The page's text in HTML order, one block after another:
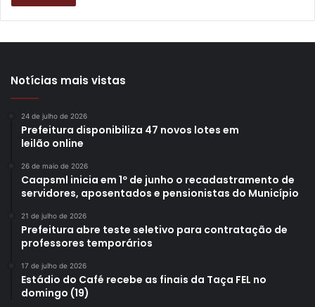
Notícias mais vistas
24 de julho de 2026
Prefeitura disponibiliza 47 novos lotes em
leilão online
26 de maio de 2026
Caapsml inicia em 1º de junho o recadastramento de
servidores, aposentados e pensionistas do Município
21 de julho de 2026
Prefeitura abre teste seletivo para contratação de
professores temporários
17 de julho de 2026
Estádio do Café recebe as finais da Taça FEL no
domingo (19)